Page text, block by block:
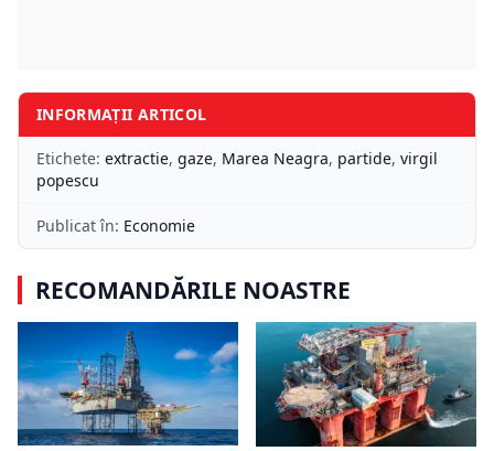
INFORMAȚII ARTICOL
Etichete: extractie, gaze, Marea Neagra, partide, virgil
popescu
Publicat în: Economie
RECOMANDĂRILE NOASTRE